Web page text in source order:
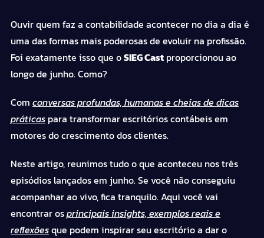
Ouvir quem faz a contabilidade acontecer no dia a dia é
uma das formas mais poderosas de evoluir na profissão.
Foi exatamente isso que oSIEG Cast proporcionou ao
longo de junho. Como?
Com conversas profundas, humanas e cheias de dicas
práticas para transformar escritórios contábeis em
motores do crescimento dos clientes.
Neste artigo, reunimos tudo o que aconteceu nos três
episódios lançados em junho. Se você não conseguiu
acompanhar ao vivo, fica tranquilo. Aqui você vai
encontrar osprincipais insights, exemplos reais e
reflexõesque podem inspirar seu escritório a dar o